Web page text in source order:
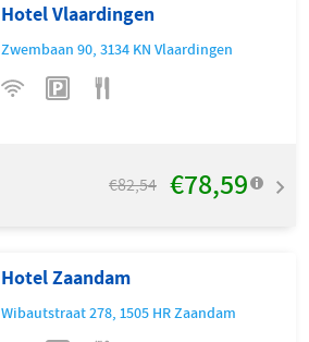
Hotel Zaandam
Wibautstraat 278,1505 HRZaandam
Hotel Vlaardingen
Zwembaan 90,3134 KN Vlaardingen
€82,54 €78,59